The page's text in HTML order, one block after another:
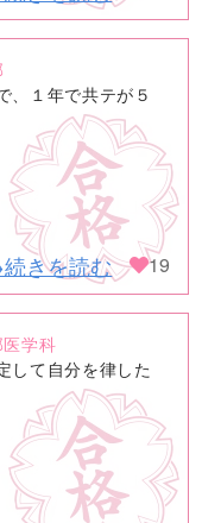
、１年で共テが５
きを読む 19
学科
して自分を律した